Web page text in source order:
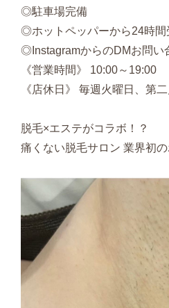
◎駐車場完備
◎ホットペッパーから24時間
◎InstagramからのDMお問い
《営業時間》 10:00～19:00
《店休日》 毎週火曜日、第二
脱毛×エステがコラボ！？
痛くない脱毛サロン 業界初